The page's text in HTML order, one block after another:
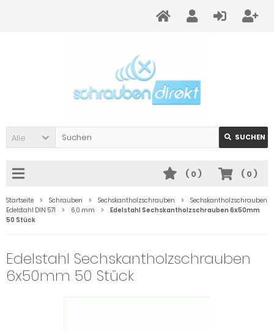
Alle SUCHEN
( 0)
( 0)
Startseite Schrauben Sechskantholzschrauben
Sechskantholzschrauben
Edelstahl DIN 571
6,0 mm
Edelstahl Sechskantholzschrauben 6x50mm
50 Stück
Edelstahl Sechskantholzschrauben
6x50mm 50 Stück